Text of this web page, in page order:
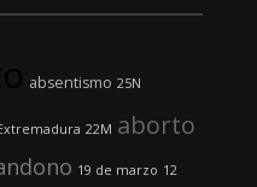
absentismo 25N
22M aborto
19 de marzo 12